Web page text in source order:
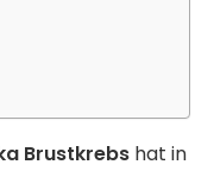
Brustkrebs hat in